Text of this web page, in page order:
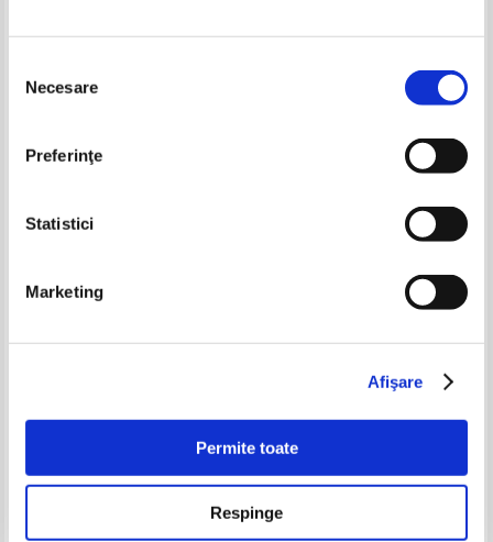
consimțământului
Necesare
Preferinţe
Statistici
Marketing
Afişare
Permite toate
Respinge
-60%
peinture
Adaugă în coș
-60%
Lei
Adaugă în coș